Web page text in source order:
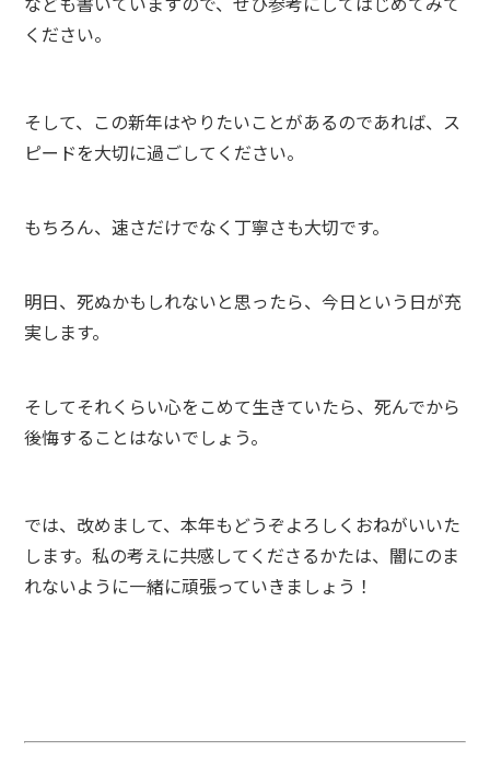
ください。
そして、この新年はやりたいことがあるのであれば、ス
ピードを大切に過ごしてください。
もちろん、速さだけでなく丁寧さも大切です。
明日、死ぬかもしれないと思ったら、今日という日が充
実します。
そしてそれくらい心をこめて生きていたら、死んでから
後悔することはないでしょう。
では、改めまして、本年もどうぞよろしくおねがいいた
します。私の考えに共感してくださるかたは、闇にのま
れないように一緒に頑張っていきましょう！